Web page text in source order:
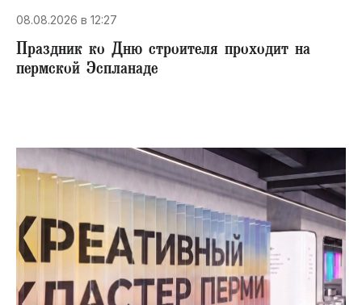
08.08.2026 в 12:27
Праздник ко Дню строителя проходит на
пермской Эспланаде